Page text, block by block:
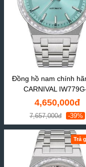
Đồng hồ nam chính
CARNIVAL
4,650,000đ
7,657,000đ -39%
Trả